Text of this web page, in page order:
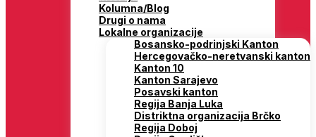
Kolumna/Blog
Drugi o nama
Lokalne organizacije
Bosansko-podrinjski Kanton
Hercegovačko-neretvanski kanton
Kanton 10
Kanton Sarajevo
Posavski kanton
Regija Banja Luka
Distriktna organizacija Brčko
Regija Doboj